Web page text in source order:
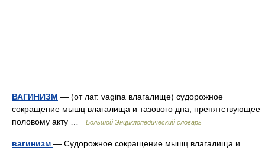
ВАГИНИЗМ — (от лат. vagina влагалище) судорожное
сокращение мышц влагалища и тазового дна, препятствующее
половому акту …
Большой Энциклопедический словарь
вагинизм — Судорожное сокращение мышц влагалища и